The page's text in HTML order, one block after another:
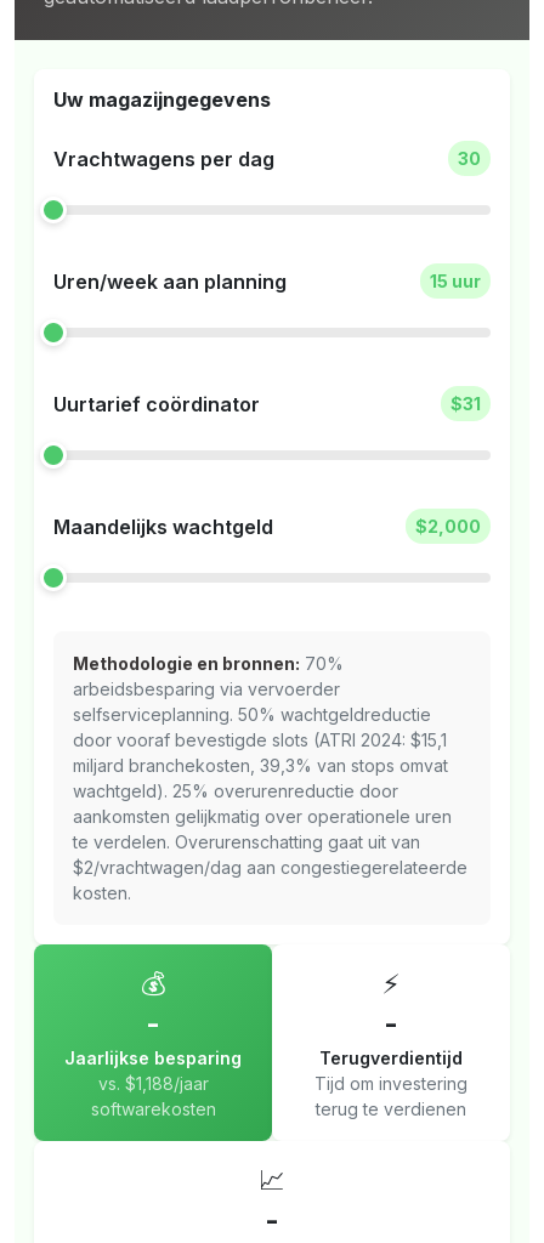
Uw magazijngegevens
Vrachtwagens per dag 30
Uren/week aan planning 15 uur
Uurtarief coördinator $31
Maandelijks wachtgeld $2,000
Methodologie en bronnen: 70%
arbeidsbesparing via vervoerder
selfserviceplanning. 50% wachtgeldreductie
door vooraf bevestigde slots (ATRI 2024: $15,1
miljard branchekosten, 39,3% van stops omvat
wachtgeld). 25% overurenreductie door
aankomsten gelijkmatig over operationele uren
te verdelen. Overurenschatting gaat uit van
$2/vrachtwagen/dag aan congestiegerelateerde
kosten.
💰
-
Jaarlijkse besparing
vs. $1,188/jaar
softwarekosten
⚡
-
Terugverdientijd
Tijd om investering
terug te verdienen
📈
-